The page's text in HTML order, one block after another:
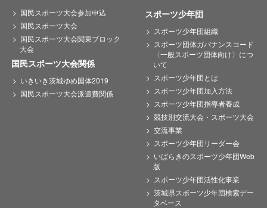
国民スポーツ大会参加申込
国民スポーツ大会
国民スポーツ大会関東ブロック
大会
国民スポーツ大会関係
いきいき茨城ゆめ国体2019
国民スポーツ大会派遣費関係
スポーツ少年団
スポーツ少年団組織
スポーツ団体ガバナンスコード
〈一般スポーツ団体向け〉につ
いて
スポーツ少年団とは
スポーツ少年団加入方法
スポーツ少年団指導者養成
競技別交流大会・スポーツ大会
交流事業
スポーツ少年団リーダー会
いばらきのスポーツ少年団Web
版
スポーツ少年団活性化事業
茨城県スポーツ少年団検索デー
タベース